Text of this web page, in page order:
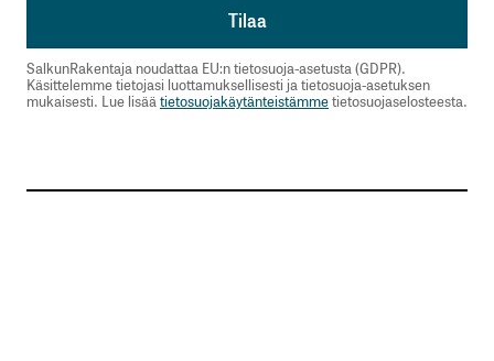
SalkunRakentaja noudattaa EU:n tietosuoja-asetusta (GDPR).
Käsittelemme tietojasi luottamuksellisesti ja tietosuoja-asetuksen
mukaisesti. Lue lisää tietosuojakäytänteistämmetietosuojaselosteesta.